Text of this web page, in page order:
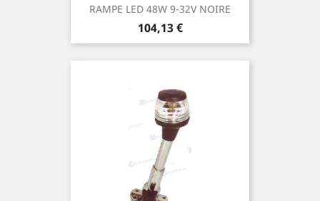
RAMPE LED 48W 9-32V NOIRE
Prix
104,13 €